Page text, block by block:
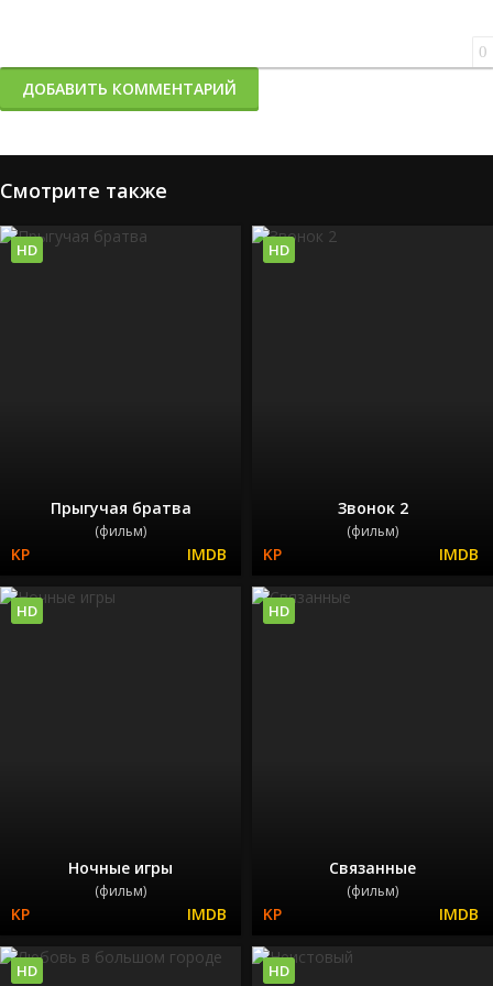
0
ДОБАВИТЬ КОММЕНТАРИЙ
Смотрите также
Прыгучая братва
(фильм)
HD
Звонок 2
(фильм)
HD
Ночные игры
(фильм)
HD
Связанные
(фильм)
HD
HD HD